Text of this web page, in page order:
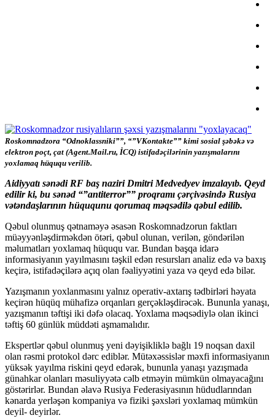
Roskomnadzora “Odnoklassniki””, “”VKontakte”” kimi sosial şəbəkə və
elektron poçt, çat (Agent.Mail.ru, İCQ) istifadəçilərinin yazışmalarını
yoxlamaq hüququ verilib.
Aidiyyatı sənədi RF baş naziri Dmitri Medvedyev imzalayıb. Qeyd
edilir ki, bu sənəd “”antiterror”” proqramı çərçivəsində Rusiya
vətəndaşlarının hüququnu qorumaq məqsədilə qəbul edilib.
Qəbul olunmuş qətnaməyə əsasən Roskomnadzorun faktları
müəyyənləşdirməkdən ötəri, qəbul olunan, verilən, göndərilən
məlumatları yoxlamaq hüququ var. Bundan başqa idarə
informasiyanın yayılmasını təşkil edən resursları analiz edə və baxış
keçirə, istifadəçilərə açıq olan fəaliyyətini yaza və qeyd edə bilər.
Yazışmanın yoxlanmasını yalnız operativ-axtarış tədbirləri həyata
keçirən hüqüq mühafizə orqanları gerçəkləşdirəcək. Bununla yanaşı,
yazışmanın təftişi iki dəfə olacaq. Yoxlama məqsədiylə olan ikinci
təftiş 60 günlük müddəti aşmamalıdır.
Ekspertlər qəbul olunmuş yeni dəyişikliklə bağlı 19 noqsan daxil
olan rəsmi protokol dərc ediblər. Mütəxəssislər məxfi informasiyanın
yüksək yayılma riskini qeyd edərək, bununla yanaşı yazışmada
günahkar olanları məsuliyyətə cəlb etməyin mümkün olmayacağını
göstərirlər. Bundan əlavə Rusiya Federasiyasının hüdudlarından
kənarda yerləşən kompaniya və fiziki şəxsləri yoxlamaq mümkün
deyil- deyirlər.